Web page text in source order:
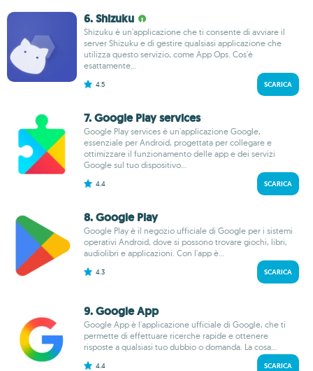
6. Shizuku
Shizuku è un'applicazione che ti consente di avviare il
server Shizuku e di gestire qualsiasi applicazione che
utilizza questo servizio, come App Ops. Cos'è
esattamente...
4.5 SCARICA
7. Google Play services
Google Play services è un'applicazione Google,
essenziale per Android, progettata per collegare e
ottimizzare il funzionamento delle app e dei servizi
Google sul tuo dispositivo...
4.4 SCARICA
8. Google Play
Google Play è il negozio ufficiale di Google per i sistemi
operativi Android, dove si possono trovare giochi, libri,
audiolibri e applicazioni. Con l'app è...
4.3 SCARICA
9. Google App
Google App è l'applicazione ufficiale di Google, che ti
permette di effettuare ricerche rapide e ottenere
risposte a qualsiasi tuo dubbio o domanda. La cosa...
4.4 SCARICA